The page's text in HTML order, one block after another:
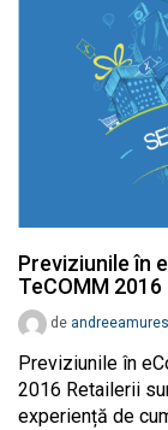
Previziunile în
TeCOMM 2016
de
Previziunile în
2016 Retailerii
experiență de